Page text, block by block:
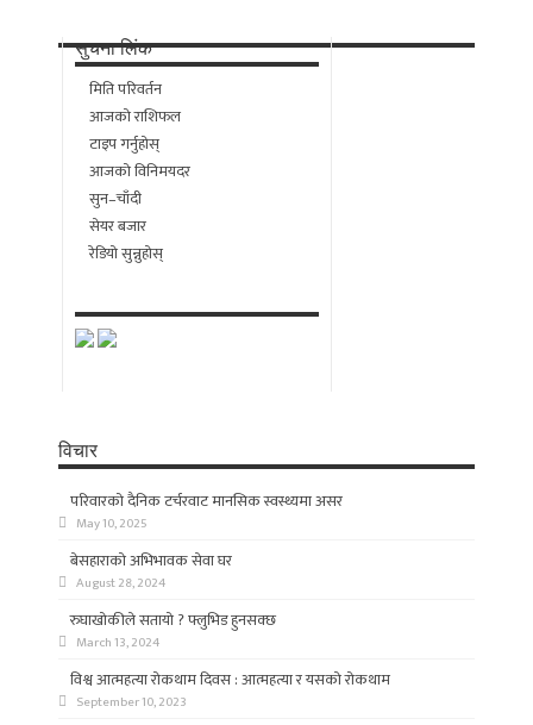
सुचना लिंक
मिति परिवर्तन
आजको राशिफल
टाइप गर्नुहोस्
आजको विनिमयदर
सुन–चाँदी
सेयर बजार
रेडियो सुन्नुहोस्
विचार
परिवारको दैनिक टर्चरवाट मानसिक स्वस्थ्यमा असर
May 10, 2025
बेसहाराको अभिभावक सेवा घर
August 28, 2024
रुघाखोकीले सतायो ? फ्लुभिड हुनसक्छ
March 13, 2024
विश्व आत्महत्या रोकथाम दिवस : आत्महत्या र यसको रोकथाम
September 10, 2023